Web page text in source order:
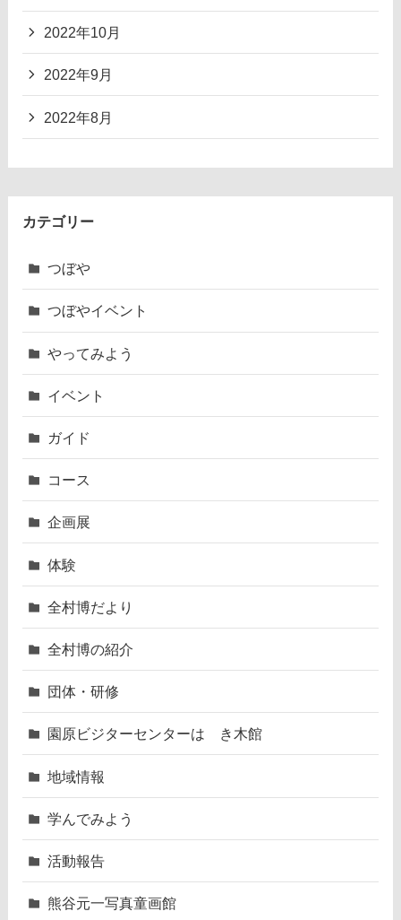
2022年10月
2022年9月
2022年8月
カテゴリー
つぼや
つぼやイベント
やってみよう
イベント
ガイド
コース
企画展
体験
全村博だより
全村博の紹介
団体・研修
園原ビジターセンターはゝき木館
地域情報
学んでみよう
活動報告
熊谷元一写真童画館